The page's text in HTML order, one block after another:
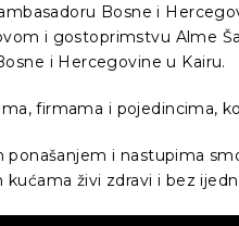
Bosne i
i gostoprimstvu Alme
i Hercegovine u Kairu.
firmama i pojedincima,
ponašanjem i nastupima
kućama živi zdravi i bez